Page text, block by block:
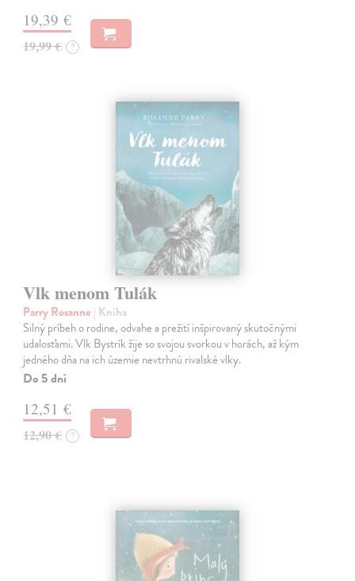
19,39 €
19,99 € ?
Vlk menom Tulák
Parry Rosanne | Kniha
Silný príbeh o rodine, odvahe a prežití inšpirovaný skutočnými
udalosťami. Vlk Bystrík žije so svojou svorkou v horách, až kým
jedného dňa na ich územie nevtrhnú rivalské vlky.
Do 5 dní
12,51 €
12,90 € ?